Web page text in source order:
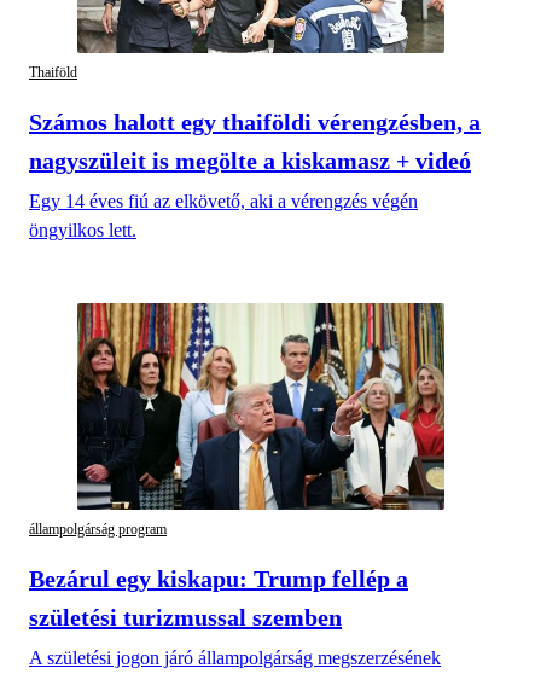
Thaiföld
Számos halott egy thaiföldi vérengzésben, a
nagyszüleit is megölte a kiskamasz + videó
Egy 14 éves fiú az elkövető, aki a vérengzés végén
öngyilkos lett.
állampolgárság program
Bezárul egy kiskapu: Trump fellép a
születési turizmussal szemben
A születési jogon járó állampolgárság megszerzésének